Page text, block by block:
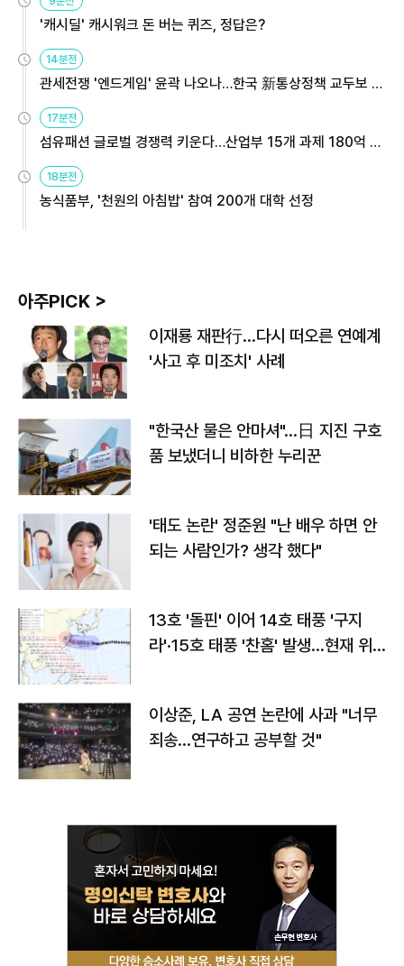
'캐시딜' 캐시워크 돈 버는 퀴즈, 정답은?
14분전
관세전쟁 '엔드게임' 윤곽 나오나…한국 新통상정책 교두보 활
용해야
17분전
섬유패션 글로벌 경쟁력 키운다…산업부 15개 과제 180억 지
원
18분전
농식품부, '천원의 아침밥' 참여 200개 대학 선정
아주PICK >
이재룡 재판行…다시 떠오른 연예계
'사고 후 미조치' 사례
"한국산 물은 안마셔"…日 지진 구호
품 보냈더니 비하한 누리꾼
'태도 논란' 정준원 "난 배우 하면 안
되는 사람인가? 생각 했다"
13호 '돌핀' 이어 14호 태풍 '구지
라'·15호 태풍 '찬홈' 발생…현재 위
이상준, LA 공연 논란에 사과 "너무
죄송…연구하고 공부할 것"